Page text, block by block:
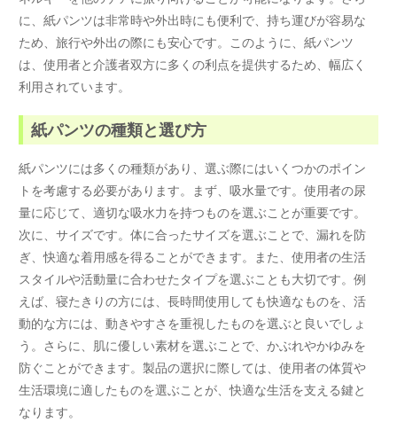
に、紙パンツは非常時や外出時にも便利で、持ち運びが容易な
ため、旅行や外出の際にも安心です。このように、紙パンツ
は、使用者と介護者双方に多くの利点を提供するため、幅広く
利用されています。
紙パンツの種類と選び方
紙パンツには多くの種類があり、選ぶ際にはいくつかのポイン
トを考慮する必要があります。まず、吸水量です。使用者の尿
量に応じて、適切な吸水力を持つものを選ぶことが重要です。
次に、サイズです。体に合ったサイズを選ぶことで、漏れを防
ぎ、快適な着用感を得ることができます。また、使用者の生活
スタイルや活動量に合わせたタイプを選ぶことも大切です。例
えば、寝たきりの方には、長時間使用しても快適なものを、活
動的な方には、動きやすさを重視したものを選ぶと良いでしょ
う。さらに、肌に優しい素材を選ぶことで、かぶれやかゆみを
防ぐことができます。製品の選択に際しては、使用者の体質や
生活環境に適したものを選ぶことが、快適な生活を支える鍵と
なります。